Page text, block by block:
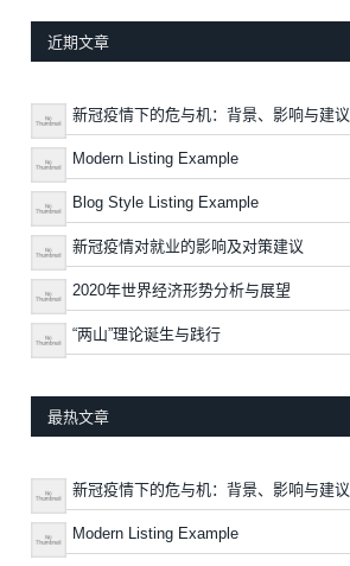
近期文章
新冠疫情下的危与机：背景、影响与建议
Modern Listing Example
Blog Style Listing Example
新冠疫情对就业的影响及对策建议
2020年世界经济形势分析与展望
“两山”理论诞生与践行
最热文章
新冠疫情下的危与机：背景、影响与建议
Modern Listing Example